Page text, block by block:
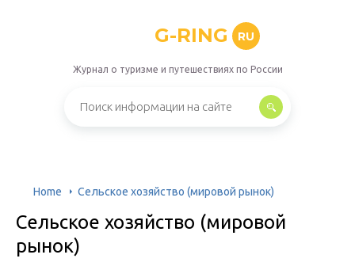
G-RING RU
Журнал о туризме и путешествиях по России
Home Сельское хозяйство (мировой рынок)
Сельское хозяйство (мировой
рынок)